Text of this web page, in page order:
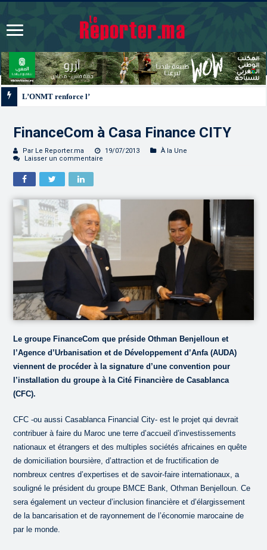
FinanceCom à Casa Finance CITY
Par Le Reporter.ma 19/07/2013
À la Une
Laisser un commentaire
Le groupe FinanceCom que préside Othman Benjelloun et
l’Agence d’Urbanisation et de Développement d’Anfa (AUDA)
viennent de procéder à la signature d’une convention pour
l’installation du groupe à la Cité Financière de Casablanca
(CFC).
CFC -ou aussi Casablanca Financial City- est le projet qui devrait
contribuer à faire du Maroc une terre d’accueil d’investissements
nationaux et étrangers et des multiples sociétés africaines en quête
de domiciliation boursière, d’attraction et de fructification de
nombreux centres d’expertises et de savoir-faire internationaux, a
souligné le président du groupe BMCE Bank, Othman Benjelloun. Ce
sera également un vecteur d’inclusion financière et d’élargissement
de la bancarisation et de rayonnement de l’économie marocaine de
par le monde.